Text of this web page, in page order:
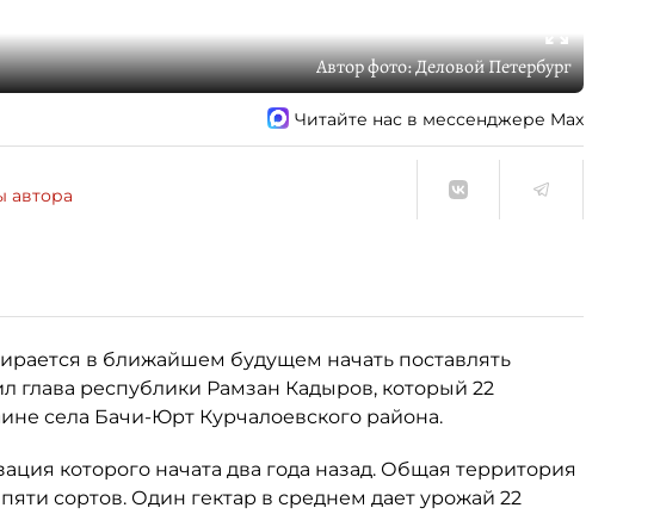
Автор фото:Деловой Петербург
Читайте нас в мессенджере Max
автора
в ближайшем будущем начать поставлять
глава республики Рамзан Кадыров, который 22
села Бачи-Юрт Курчалоевского района.
которого начата два года назад. Общая территория
сортов. Один гектар в среднем дает урожай 22